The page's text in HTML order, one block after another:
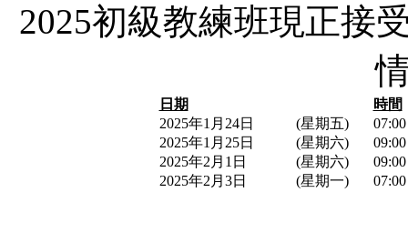
2025初級教練班現正接
日期
時間
2025年1月24日
(星期五)
2025年1月25日
(星期六)
2025年2月1日
(星期六)
2025年2月3日
(星期一)